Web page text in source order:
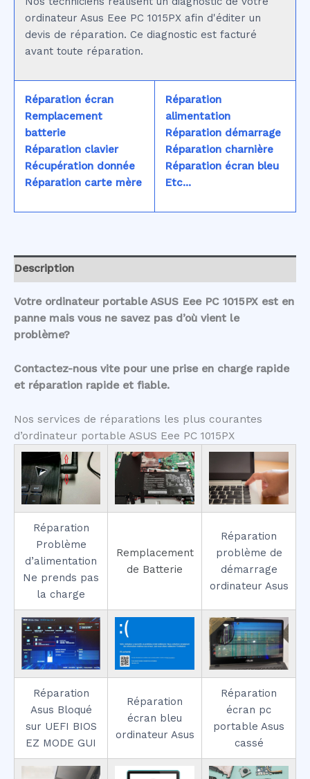
ordinateur Asus Eee PC 1015PX afin d'éditer un
devis de réparation. Ce diagnostic est facturé
avant toute réparation.
Réparation écran
Remplacement
batterie
Réparation clavier
Récupération donnée
Réparation carte mère
Réparation
alimentation
Réparation démarrage
Réparation charnière
Réparation écran bleu
Etc...
Description
Votre ordinateur portable ASUS Eee PC 1015PX est en
panne mais vous ne savez pas d’où vient le
problème?
Contactez-nous vite pour une prise en charge rapide
et réparation rapide et fiable.
Nos services de réparations les plus courantes
d’ordinateur portable ASUS Eee PC 1015PX
Réparation
Problème
d’alimentation
Ne prends pas
la charge
Remplacement
de Batterie
Réparation
problème de
démarrage
ordinateur Asus
Réparation
Asus Bloqué
sur UEFI BIOS
EZ MODE GUI
Réparation
écran bleu
ordinateur Asus
Réparation
écran pc
portable Asus
cassé